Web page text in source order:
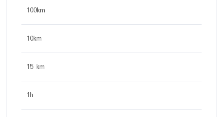
100km
10km
15 km
1h